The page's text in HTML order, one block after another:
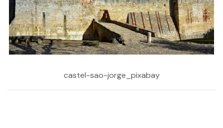
castel-sao-jorge_pixabay